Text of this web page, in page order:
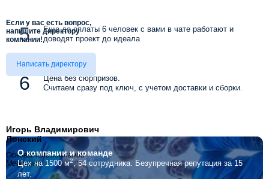
Еще до оплаты 6 человек с вами в чате работают и
доводят проект до идеала
Цена без сюрпризов.
Считаем сразу под ключ, с учетом доставки и сборки.
Если у вас есть вопрос,
напишите директору
компании!
Написать директору
Игорь Владимирович
Лонский
Основатель компании
Мебелино
О компаниии команде
Цех на 1500 м2, 54 сотрудника. Безупречная репутация за 15
лет.